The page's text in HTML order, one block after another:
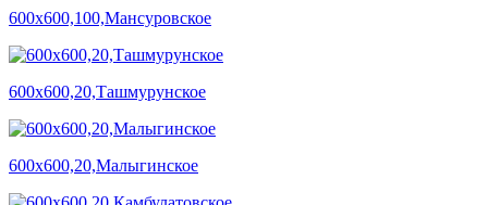
600х600,100,Мансуровское
600х600,20,Ташмурунское
600х600,20,Малыгинское